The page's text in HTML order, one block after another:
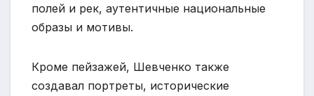
полей и рек, аутентичные национальные
образы и мотивы.
Кроме пейзажей, Шевченко также
создавал портреты, исторические